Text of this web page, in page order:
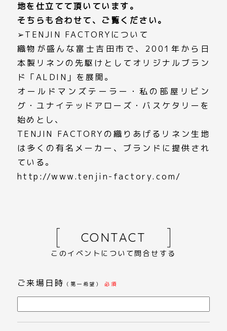
地を仕立てて頂いています。
そちらも合わせて、ご覧ください。
➢TENJIN FACTORYについて
織物が盛んな富士吉田市で、2001年から日
本製リネンの先駆けとしてオリジナルブラン
ド「ALDIN」を展開。
オールドマンズテーラー・私の部屋リビン
グ・ユナイテッドアローズ・バスケタリーを
始めとし、
TENJIN FACTORYの織りあげるリネン生地
は多くの有名メーカー、ブランドに提供され
ている。
http://www.tenjin-factory.com/
CONTACT
このイベントについて問合せする
ご来場日時 （第一希望） 必須